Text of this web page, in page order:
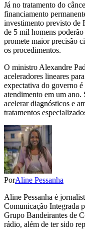
Já no tratamento do
financiamento
investimento previsto de
de 5 mil homens
promete maior precisão
os procedimentos.
O ministro Alexandre
aceleradores lineares
expectativa do governo
atendimento em um
acelerar diagnósticos e
tratamentos
PorAline Pessanha
Aline Pessanha é
Comunicação Integrada
Grupo Bandeirantes de
rádio, além de ter sido